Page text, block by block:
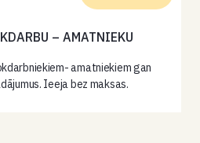
– AMATNIEKU
amatniekiem gan
Ieeja bez maksas.